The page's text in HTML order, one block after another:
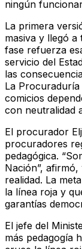
ningún
La primera
masiva y llegó a
fase refuerza
servicio del
las
La Procuraduría
comicios
con neutralidad
El procurador
procuradores
pedagógica.
Nación”,
realidad. La
la línea roja y
garantías
El jefe del
más pedagogía